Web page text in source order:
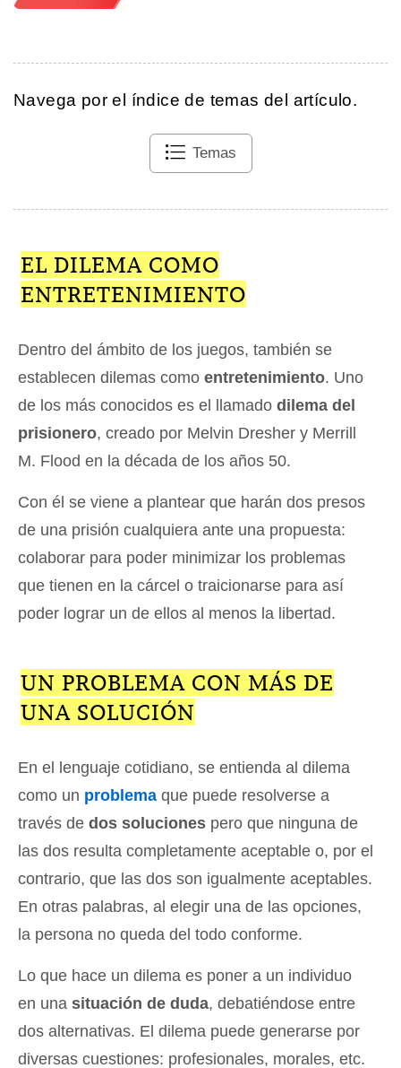
Navega por el índice de temas del artículo.
Temas
EL DILEMA COMO
ENTRETENIMIENTO
Dentro del ámbito de los juegos, también se
establecen dilemas como entretenimiento. Uno
de los más conocidos es el llamado dilema del
prisionero, creado por Melvin Dresher y Merrill
M. Flood en la década de los años 50.
Con él se viene a plantear que harán dos presos
de una prisión cualquiera ante una propuesta:
colaborar para poder minimizar los problemas
que tienen en la cárcel o traicionarse para así
poder lograr un de ellos al menos la libertad.
UN PROBLEMA CON MÁS DE
UNA SOLUCIÓN
En el lenguaje cotidiano, se entienda al dilema
como un problema que puede resolverse a
través de dos soluciones pero que ninguna de
las dos resulta completamente aceptable o, por el
contrario, que las dos son igualmente aceptables.
En otras palabras, al elegir una de las opciones,
la persona no queda del todo conforme.
Lo que hace un dilema es poner a un individuo
en una situación de duda, debatiéndose entre
dos alternativas. El dilema puede generarse por
diversas cuestiones: profesionales, morales, etc.